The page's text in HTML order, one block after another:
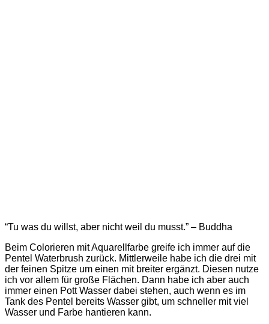
“Tu was du willst, aber nicht weil du musst.” – Buddha
Beim Colorieren mit Aquarellfarbe greife ich immer auf die
Pentel Waterbrush zurück. Mittlerweile habe ich die drei mit
der feinen Spitze um einen mit breiter ergänzt. Diesen nutze
ich vor allem für große Flächen. Dann habe ich aber auch
immer einen Pott Wasser dabei stehen, auch wenn es im
Tank des Pentel bereits Wasser gibt, um schneller mit viel
Wasser und Farbe hantieren kann.